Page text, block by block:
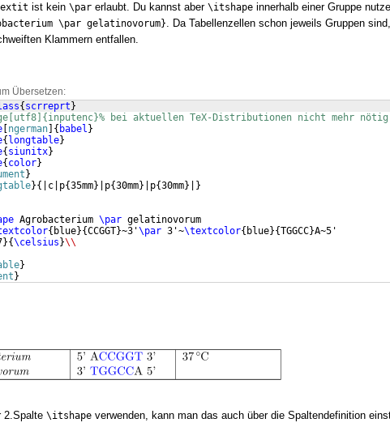
ist kein \par erlaubt. Du kannst aber \itshape innerhalb einer Gruppe
\par gelatinovorum}. Da Tabellenzellen schon jeweils Gruppen
Klammern entfallen.
Übersetzen:
{ scrreprt }
bei aktuellen TeX-Distributionen nicht mehr nötig
ngerman { babel }
{ longtable}
{ siunitx}
{ color}
}
}{ |c|p{35mm} |p{30mm} |p{30mm}
}
Agrobacterium \par gelatinovorum
{ blue}{CCGGT}~3'\par 3'~\textcolor{ blue}{TGGCC}A~5'
}{\celsius }\\
}
}
2.Spalte \itshape verwenden, kann man das auch über die Spaltendefinition